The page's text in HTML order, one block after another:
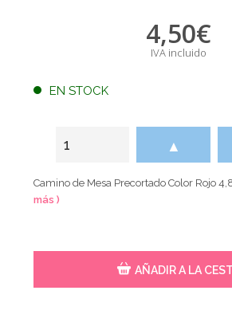
4,50€
IVA incluido
EN STOCK
▲
Camino de Mesa Precortado Color Rojo
más )
AÑADIR A LA